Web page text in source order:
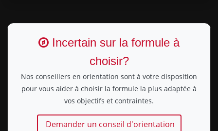
Incertain sur la formule à
choisir?
Nos conseillers en orientation sont à votre disposition
pour vous aider à choisir la formule la plus adaptée à
vos objectifs et contraintes.
Demander un conseil d'orientation